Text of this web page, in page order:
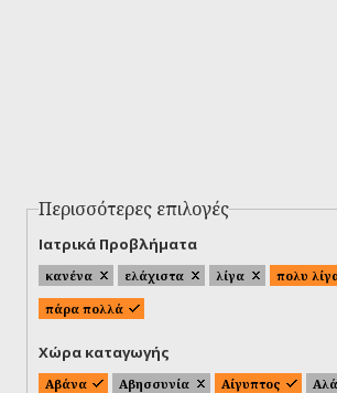
Περισσότερες επιλογές
Ιατρικά Προβλήματα
κανένα ελάχιστα λίγα πολυ
πάρα πολλά
Χώρα καταγωγής
Αβάνα Αβησσυνία Αίγυπτος